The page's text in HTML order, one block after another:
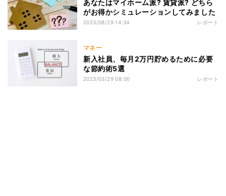
あなたはマイホーム派? 賃貸派? どちら
がお得かシミュレーションしてみました
2023/08/29 14:34 レポート
マネー
新入社員、毎月2万円貯めるために必要
な節約術5選
2023/03/29 08:00 レポート